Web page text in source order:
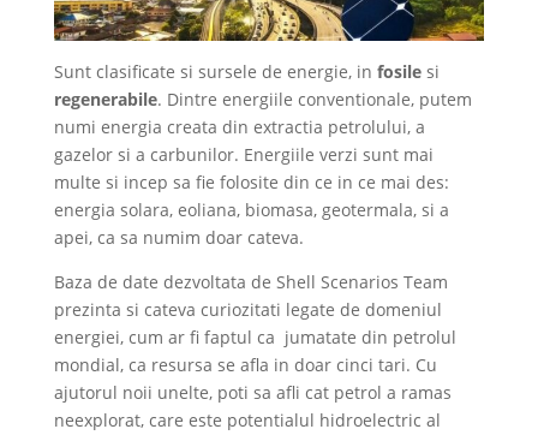
Sunt clasificate si sursele de energie, in fosilesi
regenerabile. Dintre energiile conventionale, putem
numi energia creata din extractia petrolului, a
gazelor si a carbunilor. Energiile verzi sunt mai
multe si incep sa fie folosite din ce in ce mai des:
energia solara, eoliana, biomasa, geotermala, si a
apei, ca sa numim doar cateva.
Baza de date dezvoltata de Shell Scenarios Team
prezinta si cateva curiozitati legate de domeniul
energiei, cum ar fi faptul ca jumatate din petrolul
mondial, ca resursa se afla in doar cinci tari. Cu
ajutorul noii unelte, poti sa afli cat petrol a ramas
neexplorat, care este potentialul hidroelectric al